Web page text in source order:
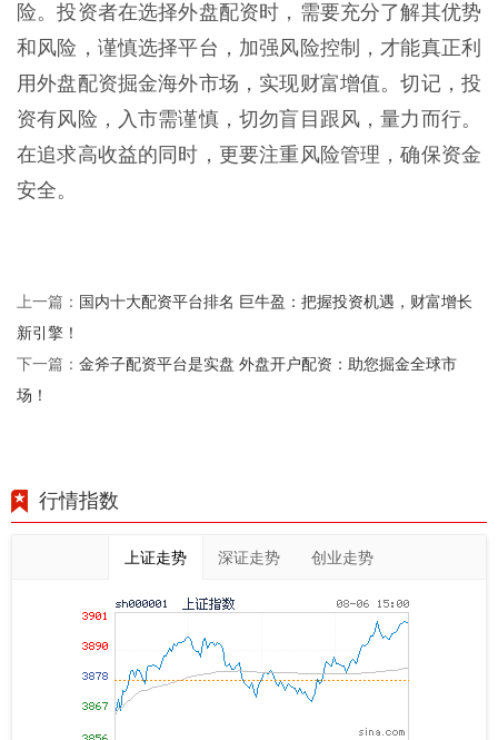
险。投资者在选择外盘配资时，需要充分了解其优势
和风险，谨慎选择平台，加强风险控制，才能真正利
用外盘配资掘金海外市场，实现财富增值。切记，投
资有风险，入市需谨慎，切勿盲目跟风，量力而行。
在追求高收益的同时，更要注重风险管理，确保资金
安全。
上一篇： 国内十大配资平台排名 巨牛盈：把握投资机遇，财富增长
新引擎！
下一篇： 金斧子配资平台是实盘 外盘开户配资：助您掘金全球市
场！
行情指数
上证走势 深证走势 创业走势